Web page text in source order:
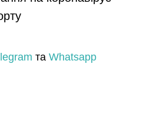
та Whatsapp